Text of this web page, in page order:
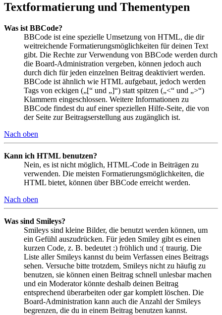
Textformatierung und Thementypen
Was ist BBCode?
BBCode ist eine spezielle Umsetzung von HTML, die dir
weitreichende Formatierungsmöglichkeiten für deinen Text
gibt. Die Rechte zur Verwendung von BBCode werden durch
die Board-Administration vergeben, können jedoch auch
durch dich für jeden einzelnen Beitrag deaktiviert werden.
BBCode ist ähnlich wie HTML aufgebaut, jedoch werden
Tags von eckigen („[“ und „]“) statt spitzen („<“ und „>“)
Klammern eingeschlossen. Weitere Informationen zu
BBCode findest du auf einer speziellen Hilfe-Seite, die von
der Seite zur Beitragserstellung aus zugänglich ist.
Nach oben
Kann ich HTML benutzen?
Nein, es ist nicht möglich, HTML-Code in Beiträgen zu
verwenden. Die meisten Formatierungsmöglichkeiten, die
HTML bietet, können über BBCode erreicht werden.
Nach oben
Was sind Smileys?
Smileys sind kleine Bilder, die benutzt werden können, um
ein Gefühl auszudrücken. Für jeden Smiley gibt es einen
kurzen Code, z. B. bedeutet :) fröhlich und :( traurig. Die
Liste aller Smileys kannst du beim Verfassen eines Beitrags
sehen. Versuche bitte trotzdem, Smileys nicht zu häufig zu
benutzen, sie können einen Beitrag schnell unlesbar machen
und ein Moderator könnte deshalb deinen Beitrag
entsprechend überarbeiten oder gar komplett löschen. Die
Board-Administration kann auch die Anzahl der Smileys
begrenzen, die du in einem Beitrag benutzen kannst.